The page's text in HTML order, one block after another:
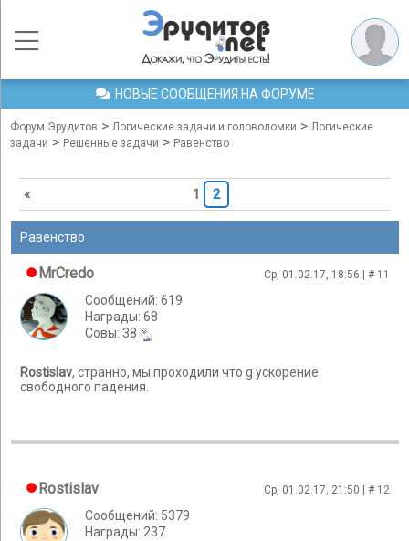
НОВЫЕ СООБЩЕНИЯ НА ФОРУМЕ
Форум Эрудитов > Логические задачи и головоломки > Логические
задачи > Решенные задачи > Равенство
« 1 2
Равенство
MrCredo Ср, 01.02.17, 18:56 | # 11
Сообщений: 619
Награды: 68
Cовы: 38
Rostislav, странно, мы проходили что g ускорение
свободного падения.
Rostislav Ср, 01.02.17, 21:50 | # 12
Сообщений: 5379
Награды: 237